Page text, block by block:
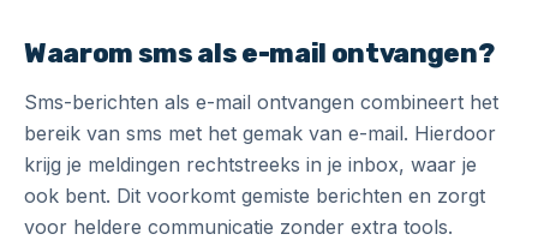
Waarom sms als e-mail ontvangen?
Sms-berichten als e-mail ontvangen combineert het
bereik van sms met het gemak van e-mail. Hierdoor
krijg je meldingen rechtstreeks in je inbox, waar je
ook bent. Dit voorkomt gemiste berichten en zorgt
voor heldere communicatie zonder extra tools.